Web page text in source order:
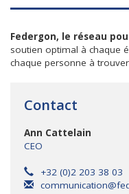
Federgon, le réseau
soutien optimal à chaque
chaque personne à
Contact
Ann Cattelain
CEO
+32 (0)2 203 38 03